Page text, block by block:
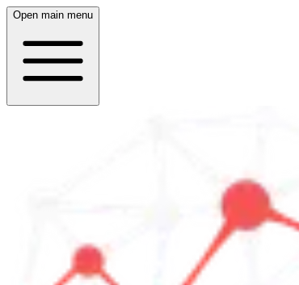
Open main menu